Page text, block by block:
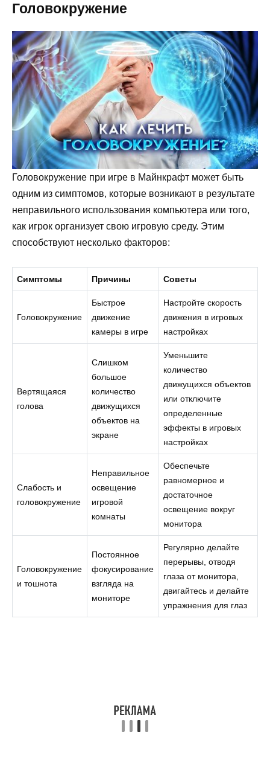
Головокружение
Головокружение при игре в Майнкрафт может быть
одним из симптомов, которые возникают в результате
неправильного использования компьютера или того,
как игрок организует свою игровую среду. Этим
способствуют несколько факторов:
Симптомы Причины Советы
Головокружение
Быстрое
движение
камеры в игре
Настройте скорость
движения в игровых
настройках
Вертящаяся
голова
Слишком
большое
количество
движущихся
объектов на
экране
Уменьшите
количество
движущихся объектов
или отключите
определенные
эффекты в игровых
настройках
Слабость и
головокружение
Неправильное
освещение
игровой
комнаты
Обеспечьте
равномерное и
достаточное
освещение вокруг
монитора
Головокружение
и тошнота
Постоянное
фокусирование
взгляда на
мониторе
Регулярно делайте
перерывы, отводя
глаза от монитора,
двигайтесь и делайте
упражнения для глаз